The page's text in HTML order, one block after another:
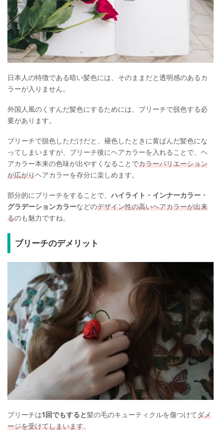
日本人の特徴である暗い髪色には、そのままだと透明感のあるカ
ラーが入りません。
外国人風のくすんだ髪色にするためには、ブリーチで脱色する必
要があります。
ブリーチで脱色しただけだと、褪色したときに黄ばんだ髪色にな
ってしまいますが、ブリーチ後にヘアカラーを入れることで、ヘ
アカラー本来の色味が出やすくなることでカラーバリエーション
が広がりヘアカラーを存分に楽しめます。
部分的にブリーチをすることで、 ハイライト・インナーカラー・
グラデーションカラーなどのデザイン性の高いヘアカラーが出来
るのも魅力ですね。
ブリーチのデメリット
ブリーチは1回でもすると髪の毛のキューティクルを傷つけてダメ
ージを受けてしまいます。